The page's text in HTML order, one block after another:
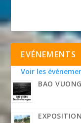
EVÉNEMENTS
Voir les
BAO